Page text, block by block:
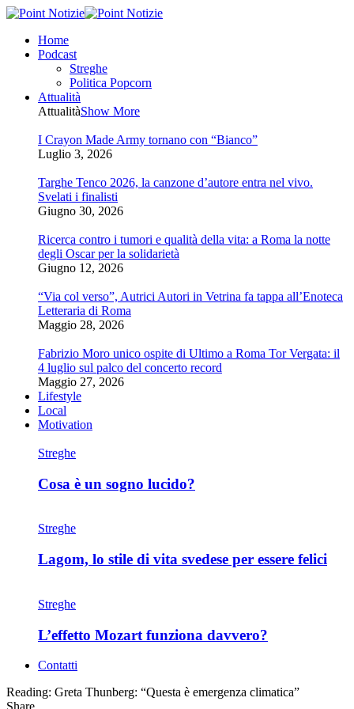
Home
Podcast
Streghe
Politica Popcorn
Attualità
AttualitàShow More
I Crayon Made Army tornano con “Bianco”
Luglio 3, 2026
Targhe Tenco 2026, la canzone d’autore entra nel vivo.
Svelati i finalisti
Giugno 30, 2026
Ricerca contro i tumori e qualità della vita: a Roma la notte
degli Oscar per la solidarietà
Giugno 12, 2026
“Via col verso”, Autrici Autori in Vetrina fa tappa all’Enoteca
Letteraria di Roma
Maggio 28, 2026
Fabrizio Moro unico ospite di Ultimo a Roma Tor Vergata: il
4 luglio sul palco del concerto record
Maggio 27, 2026
Lifestyle
Local
Motivation
Streghe
Cosa è un sogno lucido?
Streghe
Lagom, lo stile di vita svedese per essere felici
Streghe
L’effetto Mozart funziona davvero?
Contatti
Reading: Greta Thunberg: “Questa è emergenza climatica”